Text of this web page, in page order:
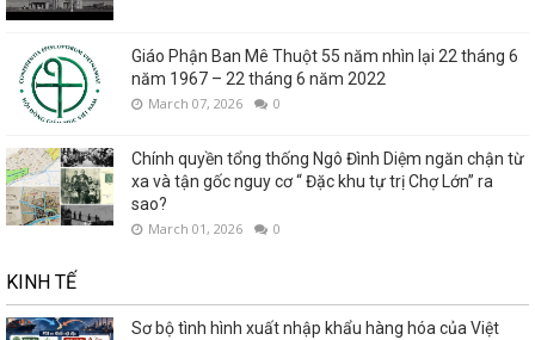
Giáo Phận Ban Mê Thuột 55 năm nhìn lại 22 tháng 6
năm 1967 – 22 tháng 6 năm 2022
March 07, 2026 0
Chính quyền tổng thống Ngô Đình Diệm ngăn chận từ
xa và tận gốc nguy cơ “ Đặc khu tự trị Chợ Lớn” ra
sao?
March 01, 2026 0
KINH TẾ
Sơ bộ tình hình xuất nhập khẩu hàng hóa của Việt